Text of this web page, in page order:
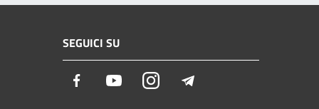
SEGUICI SU
Facebook YoutubeInstagram